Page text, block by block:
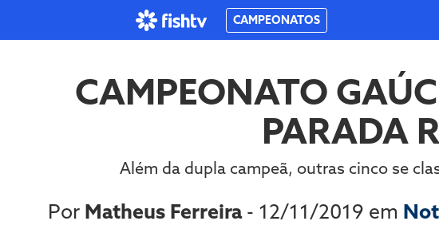
CAMPEONATOS
CAMPEONATO
PARADA
Além da dupla campeã, outras cinco se
Por Matheus Ferreira- 12/11/2019 em